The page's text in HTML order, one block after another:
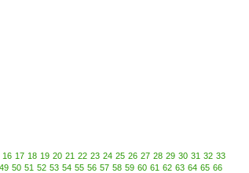
16 17 18 19 20 21 22 23 24 25 26 27 28 29 30 31 32 33
49 50 51 52 53 54 55 56 57 58 59 60 61 62 63 64 65 66